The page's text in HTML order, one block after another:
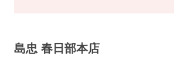
島忠 春日部本店